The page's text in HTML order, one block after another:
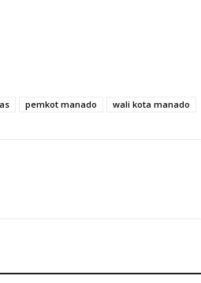
pemkot manado wali kota manado